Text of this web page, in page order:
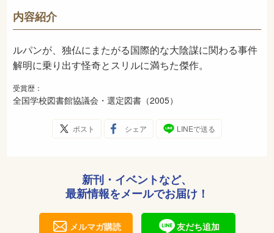
NDC
発売日 2005年9月
内容紹介
ルパンが、独仏にまたがる国際的な大陰謀に関わる事件
解明に乗り出す怪奇とスリルに満ちた傑作。
受賞歴：
全国学校図書館協議会・選定図書（2005）
ポスト シェア LINEで送る
新刊・イベントなど、
最新情報をメールでお届け！
メルマガ購読 友だち追加